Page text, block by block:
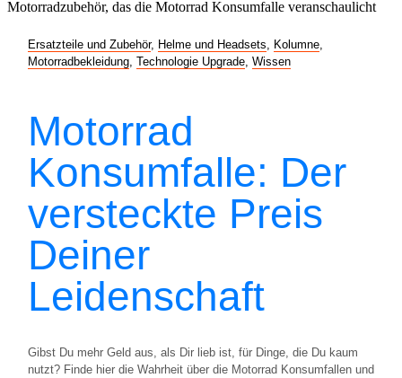
Ersatzteile und Zubehör, Helme und Headsets Kolumne
Motorradbekleidung Technologie Upgrade Wissen
Motorrad
Konsumfalle: Der
versteckte Preis
Deiner
Leidenschaft
Gibst Du mehr Geld aus, als Dir lieb ist, für Dinge, die Du kaum
nutzt? Finde hier die Wahrheit über die Motorrad Konsumfallen und